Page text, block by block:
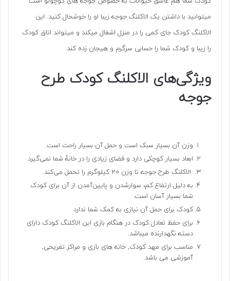
میتوانید با داشتن یک الاکلنگ جوجه زیبا او را خوشحال کنید. این
الاکلنگ کودک جای کمی را در منزل اشغال میکند و میتواند اتاق کودک
را زیبا و کودک شما را حسابی سرگرم و هیجان زده کند.
ویژگی‌های الاکلنگ کودک طرح
جوجه
وزن آن بسیار سبک است و حمل آن بسیار راحت است.
ابعاد بسیار کوچکی دارد و فضای زیادی را در خانۀ شما نمی‌گیرد.
الاکلنگ طرح جوجه تا وزن ۲۰ کیلوگرم را تحمل می‌کند.
به دلیل ارتفاع کم، سوارشدن و پایین‌آمدن از آن برای کودک
شما بسیار آسان است.
کودک برای حمل آن نیازی به کمک شما ندارد.
برای حفظ تعادل کودک در هنگام بازی این الاکلنگ کودک دارای
دسته نگهدارنده میباشد.
مناسب برای مهد کودک, خانه های بازی و مراکز تفریحی,
آموزشی می باشد.